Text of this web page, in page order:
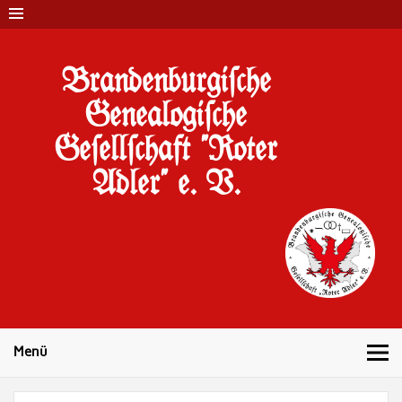
Brandenburgi#che
Genealogi#che
Ge#ell#chaft "Roter
Adler" e. V.
Menü